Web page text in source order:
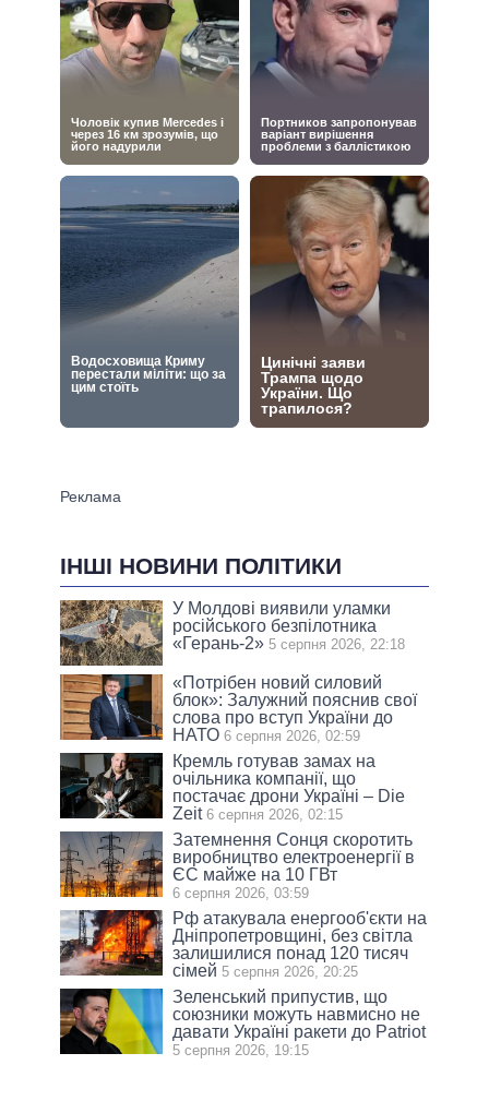
ІНШІ НОВИНИ ПОЛІТИКИ
У Молдові виявили уламки
російського безпілотника
«Герань-2» 5 серпня 2026, 22:18
«Потрібен новий силовий
блок»: Залужний пояснив свої
слова про вступ України до
НАТО 6 серпня 2026, 02:59
Кремль готував замах на
очільника компанії, що
постачає дрони Україні – Die
Zeit 6 серпня 2026, 02:15
Затемнення Сонця скоротить
виробництво електроенергії в
ЄС майже на 10 ГВт
6 серпня 2026, 03:59
Рф атакувала енергооб'єкти на
Дніпропетровщині, без світла
залишилися понад 120 тисяч
сімей 5 серпня 2026, 20:25
Зеленський припустив, що
союзники можуть навмисно не
давати Україні ракети до Patriot
5 серпня 2026, 19:15